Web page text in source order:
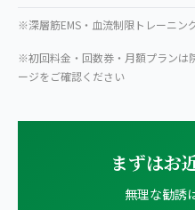
※深層筋EMS・血流制限トレーニン
※初回料金・回数券・月額プランは
ージをご確認ください
まずはお
無理な勧誘